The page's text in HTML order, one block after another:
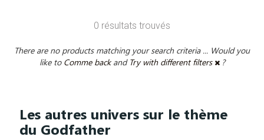
0 résultats trouvés
There are no products matching your search criteria ... Would you
like to Comme back and Try with different filters ?
Les autres univers sur le thème
du Godfather